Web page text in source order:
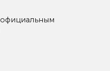
официальным